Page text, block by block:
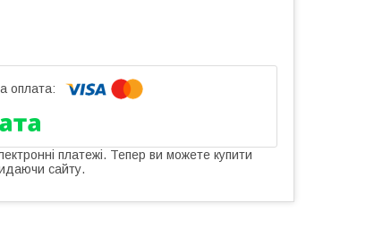
платежі. Тепер ви можете купити
сайту.